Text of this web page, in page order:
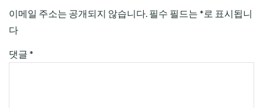
이메일 주소는 공개되지 않습니다. 필수 필드는 * 로 표시됩니
다
댓글 *